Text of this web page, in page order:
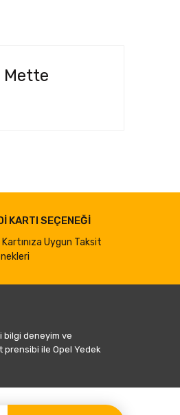
Mette
KARTI SEÇENEĞİ
Kartınıza Uygun Taksit
bilgi deneyim ve
prensibi ile Opel Yedek